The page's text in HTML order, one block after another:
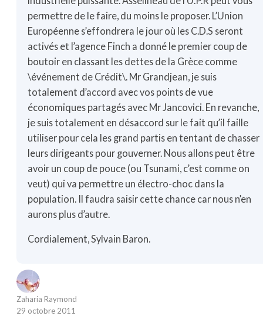
permettre de le faire, du moins le proposer. L’Union
Européenne s’effondrera le jour où les C.D.S seront
activés et l’agence Finch a donné le premier coup de
boutoir en classant les dettes de la Grèce comme
\événement de Crédit\. Mr Grandjean, je suis
totalement d’accord avec vos points de vue
économiques partagés avec Mr Jancovici. En revanche,
je suis totalement en désaccord sur le fait qu’il faille
utiliser pour cela les grand partis en tentant de chasser
leurs dirigeants pour gouverner. Nous allons peut être
avoir un coup de pouce (ou Tsunami, c’est comme on
veut) qui va permettre un électro-choc dans la
population. Il faudra saisir cette chance car nous n’en
aurons plus d’autre.
Cordialement, Sylvain Baron.
Zaharia Raymond
29 octobre 2011